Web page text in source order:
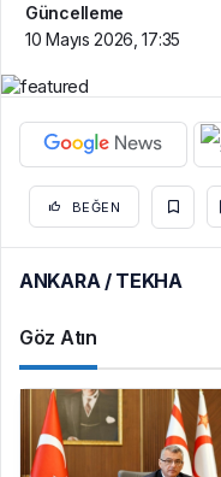
Güncelleme
10 Mayıs 2026, 17:35
BEĞEN
ANKARA / TEKHA
Göz Atın